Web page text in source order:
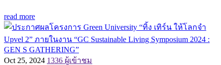
read more
Oct 25, 2024 1336 ผู้เข้าชม